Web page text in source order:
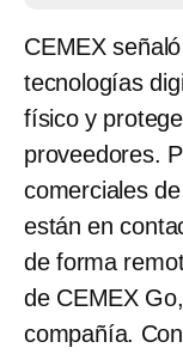
CEMEX
tecnologías
físico y
proveedores.
comerciales
están en
de forma
de CEMEX
compañía.